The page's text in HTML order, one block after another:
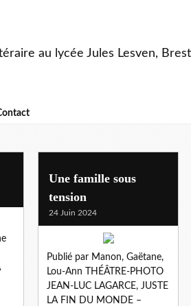
au lycée Jules Lesven, Brest
Une famille sous
tension
24 Juin 2024
Publié par Manon, Gaëtane,
Lou-Ann THÉÂTRE-PHOTO
JEAN-LUC LAGARCE, JUSTE
LA FIN DU MONDE –